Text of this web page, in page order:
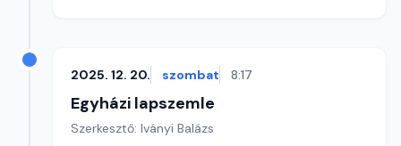
2025. 12. 20. szombat 8:17
Egyházi lapszemle
Szerkesztő: Iványi Balázs